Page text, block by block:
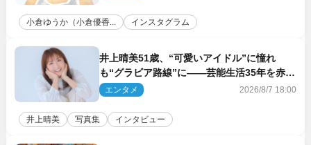
小倉ゆうか（小倉優香... インスタグラム
井上晴美51歳、“可愛いアイドル”に憧れ
も“グラビア路線”に――芸能生活35年を赤
裸々に語る 27年ぶりに写真集発売
エンタメ 2026/8/7 18:00
井上晴美 写真集 インタビュー